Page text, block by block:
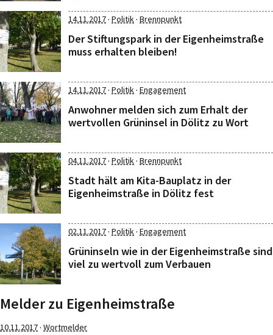
14.11.2017· Politik· Brennpunkt
Der Stiftungspark in der Eigenheimstraße
muss erhalten bleiben!
14.11.2017· Politik· Engagement
Anwohner melden sich zum Erhalt der
wertvollen Grüninsel in Dölitz zu Wort
04.11.2017· Politik· Brennpunkt
Stadt hält am Kita-Bauplatz in der
Eigenheimstraße in Dölitz fest
02.11.2017· Politik· Engagement
Grüninseln wie in der Eigenheimstraße sind
viel zu wertvoll zum Verbauen
Melder zu Eigenheimstraße
10.11.2017· Wortmelder